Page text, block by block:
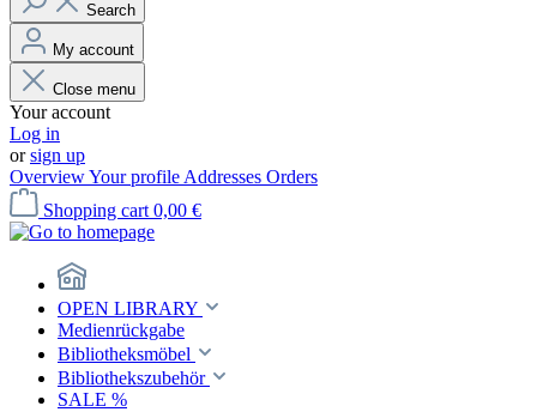
Search
My account
Close menu
Your account
Log in
orsign up
OverviewYour profile Addresses Orders
Shopping cart 0,00 €
OPEN LIBRARY
Medienrückgabe
Bibliotheksmöbel
Bibliothekszubehör
SALE %